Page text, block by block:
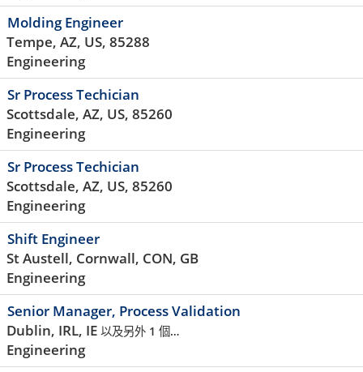
Molding Engineer
Tempe, AZ, US, 85288
Engineering
Sr Process Techician
Scottsdale, AZ, US, 85260
Engineering
Sr Process Techician
Scottsdale, AZ, US, 85260
Engineering
Shift Engineer
St Austell, Cornwall, CON, GB
Engineering
Senior Manager, Process Validation
Dublin, IRL, IE 以及另外 1 個…
Engineering